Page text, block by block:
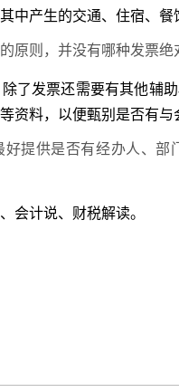
中产生的交通、住宿、
原则，并没有哪种发票
了发票还需要有其他辅
资料，以便甄别是否有
提供是否有经办人、
会计说、财税解读。